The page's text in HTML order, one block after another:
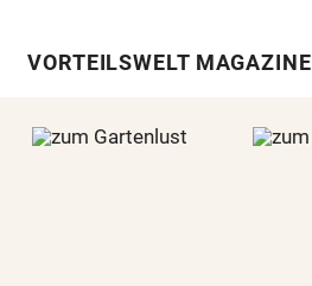
VORTEILSWELT MAGAZINE